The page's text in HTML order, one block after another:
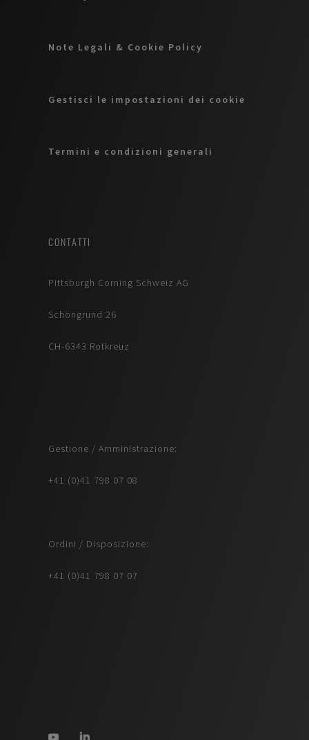
Note Legali & Cookie Policy
Gestisci le impostazioni dei cookie
Termini e condizioni generali
CONTATTI
Pittsburgh Corning Schweiz AG
Schöngrund 26
CH-6343 Rotkreuz
Gestione / Amministrazione:
+41 (0)41 798 07 08
Ordini / Disposizione:
+41 (0)41 798 07 07